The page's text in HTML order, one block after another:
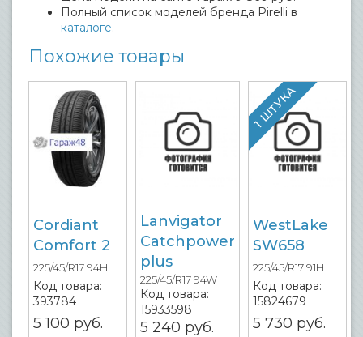
Полный список моделей бренда Pirelli в
каталоге.
Похожие товары
Cordiant
Comfort 2
225/45/R17 94H
Код товара:
393784
5 100 руб.
Lanvigator
Catchpower
plus
225/45/R17 94W
Код товара:
15933598
5 240 руб.
1 ШТУКА
WestLake
SW658
225/45/R17 91H
Код товара:
15824679
5 730 руб.